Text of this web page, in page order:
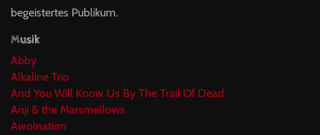
begeistertes Publikum.
Musik
Abby
Alkaline Trio
And You Will Know Us By The Trail Of Dead
Anji & the Marsmellows
Awolnation